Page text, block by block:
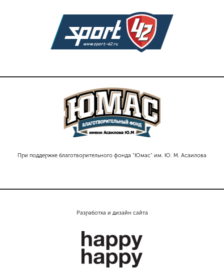
При поддержке благотворительного фонда "Юмас" им. Ю. М. Асаилова
Разработка и дизайн сайта